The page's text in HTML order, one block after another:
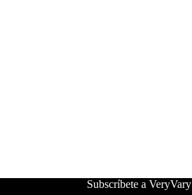
Subscríbete a VeryVary